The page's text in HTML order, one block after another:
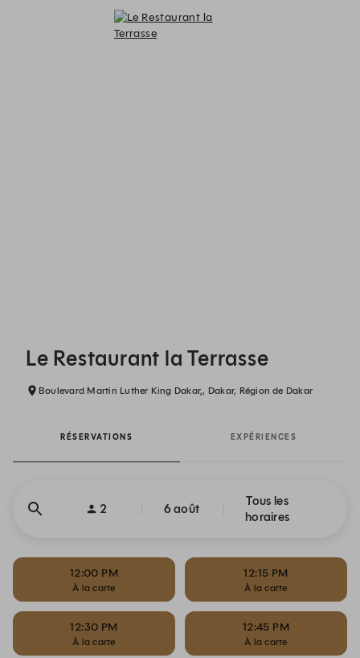
Le Restaurant la Terrasse
Boulevard Martin Luther King Dakar,, Dakar, Région de Dakar
RÉSERVATIONS EXPÉRIENCES
2 6 août
Tous les
horaires
12:00 PM
À la carte
12:15 PM
À la carte
12:30 PM
À la carte
12:45 PM
À la carte